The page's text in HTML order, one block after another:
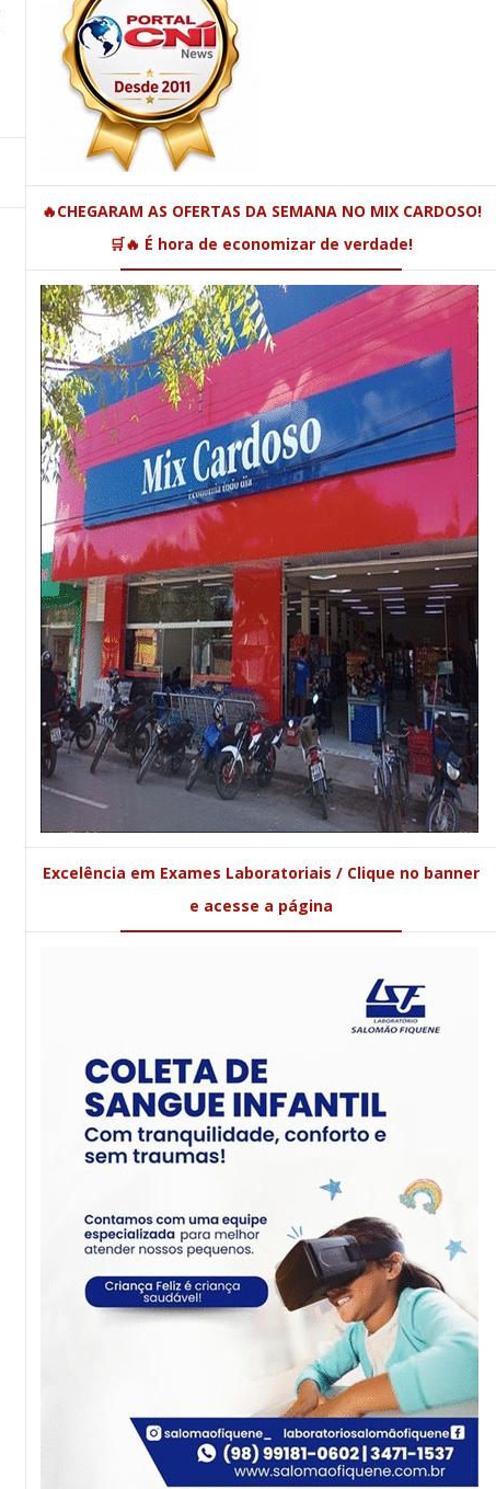
🔥CHEGARAM AS OFERTAS DA SEMANA NO MIX CARDOSO!
🛒🔥 É hora de economizar de verdade!
Excelência em Exames Laboratoriais / Clique no banner
e acesse a página